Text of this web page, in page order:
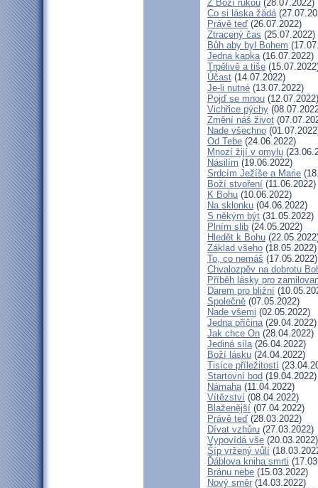
Z Boží rukou (28.07.2022)
Co si láska žádá
Právě teď (26.07.2022)
Ztracený čas (25.07.2022)
Bůh aby byl Bohem
Jedna kapka(16.07.2022)
Trpělivě a tiše
Účast (14.07.2022)
Je-li nutné (13.07.2022)
Pojď se mnou (12.07.2022)
Vichřice pýchy
Změní náš život
Nade všechno
Od Tebe (24.06.2022)
Mnozí žijí v omylu
Násilím (19.06.2022)
Srdcím Ježíše a Marie
Boží stvoření (11.06.2022)
K Bohu (10.06.2022)
Na sklonku (04.06.2022)
S někým být (31.05.2022)
Plním slib (24.05.2022)
Hledět k Bohu
Základ všeho (18.05.2022)
To, co nemáš (17.05.2022)
Chvalozpěv na dobrotu
Příběh lásky pro
Darem pro bližní
Společně (07.05.2022)
Nade všemi (02.05.2022)
Jedna příčina(29.04.2022)
Jak chce On (28.04.2022)
Jediná síla(26.04.2022)
Boží lásku (24.04.2022)
Tisíce příležitostí
Startovní bod (19.04.2022)
Námaha(11.04.2022)
Vítězství (08.04.2022)
Blaženější (07.04.2022)
Právě teď (28.03.2022)
Dívat vzhůru (27.03.2022)
Vypovídá vše (20.03.2022)
Šíp vržený vůlí
Ďáblova kniha smrti
Bránu nebe (15.03.2022)
Nový směr (14.03.2022)